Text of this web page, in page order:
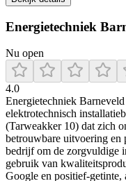
Energietechniek
Nu open
4.0
Energietechniek
elektrotechnisch
(Tarweakker 10) dat zich
betrouwbare uitvoering en
bedrijf om de zorgvuldige
gebruik van
Google en positief-